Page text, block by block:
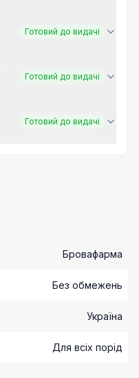
Готовий до видачі
Готовий до видачі
Готовий до видачі
Бровафарма
Без обмежень
Україна
Для всіх порід